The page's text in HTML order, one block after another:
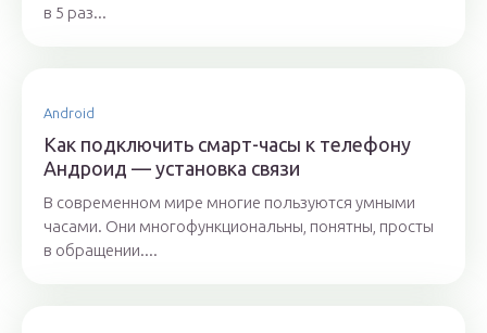
в 5 раз...
Android
Как подключить смарт-часы к телефону
Андроид — установка связи
В современном мире многие пользуются умными
часами. Они многофункциональны, понятны, просты
в обращении....